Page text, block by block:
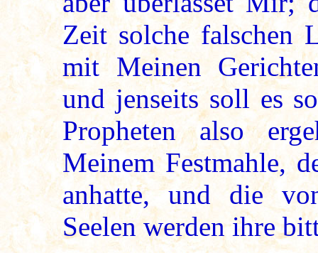
Zeit solche falschen
mit Meinen
und jenseits soll es
Propheten also
Meinem Festmahle,
anhatte, und die
Seelen werden ihre